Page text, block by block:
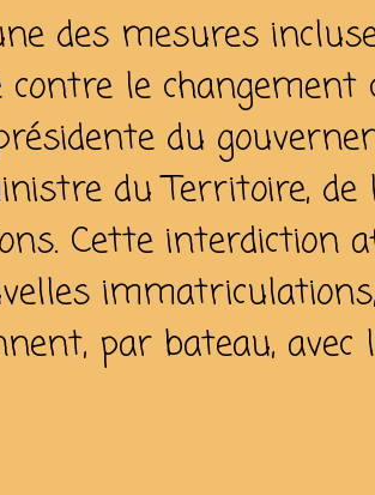
des mesures
le changement
du
du Territoire, de
Cette interdiction
par bateau,